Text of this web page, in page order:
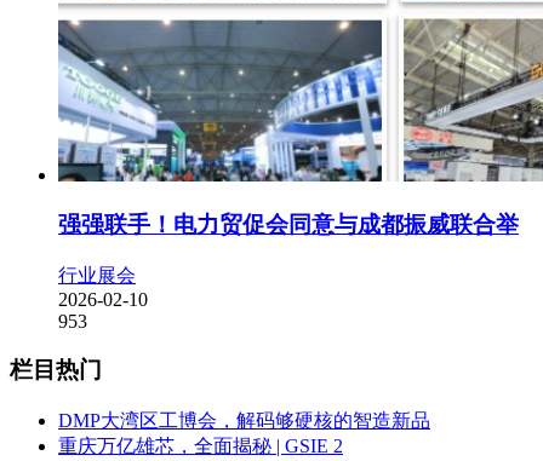
强强联手！电力贸促会同意与成都振威联合举
行业展会
2026-02-10
953
栏目热门
DMP大湾区工博会，解码够硬核的智造新品
重庆万亿雄芯，全面揭秘 | GSIE 2